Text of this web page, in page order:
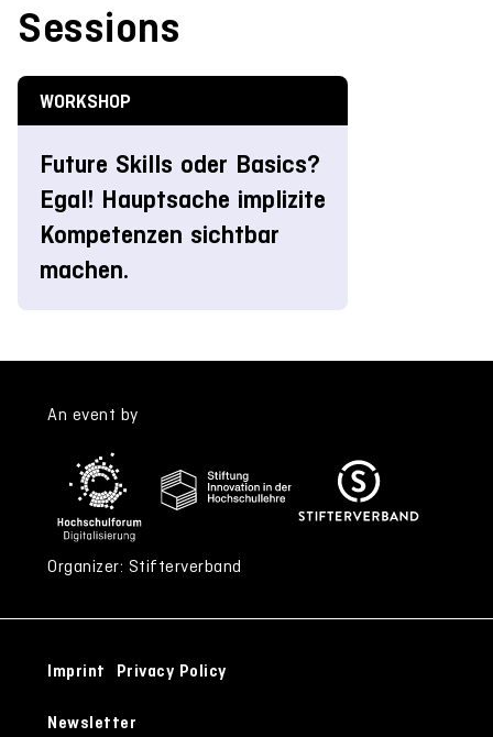
Sessions
WORKSHOP
Future Skills oder Basics?
Egal! Hauptsache implizite
Kompetenzen sichtbar
machen.
An event by
Organizer: Stifterverband
Imprint Privacy Policy
Newsletter